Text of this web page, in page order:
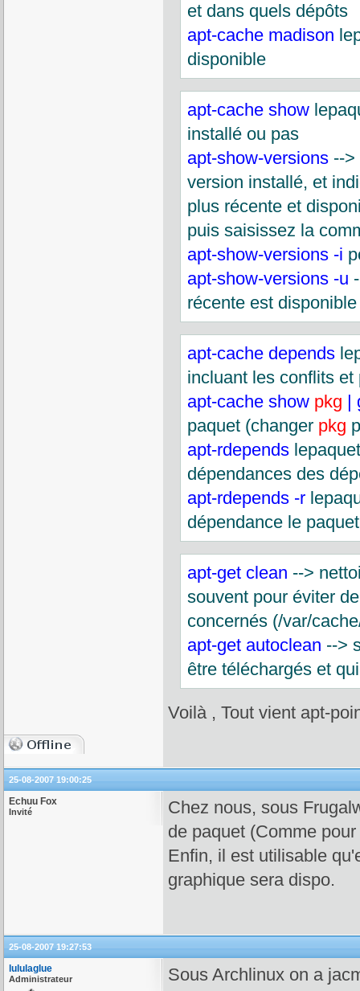
et dans quels dépôts
apt-cache madison
disponible
apt-cache show
installé ou pas
apt-show-versions -->
version installé, et
plus récente et
puis saisissez la
apt-show-versions -i
apt-show-versions -u
récente est
apt-cache depends
incluant les conflits
apt-cache show pkg |
paquet (changer pkg
apt-rdepends
dépendances des
apt-rdepends -r
dépendance le
apt-get clean -->
souvent pour éviter
concernés (/var/
apt-get autoclean -->
être téléchargés et
Voilà , Tout vient apt-
25-08-2007 19:00:25
Echuu Fox
Invité
Chez nous, sous
de paquet (Comme
Enfin, il est utilisable
graphique sera dispo.
25-08-2007 19:27:53
lululaglue
Administrateur
Sous Archlinux on a